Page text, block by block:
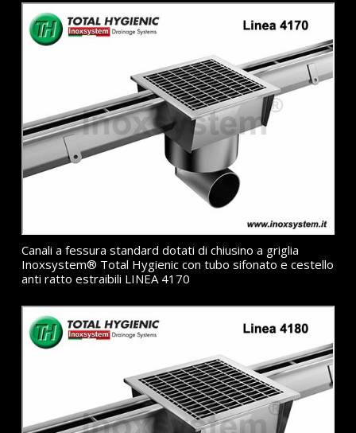
Canali a fessura standard dotati di chiusino a griglia
Inoxsystem® Total Hygienic con tubo sifonato e cestello
anti ratto estraibili LINEA 4170